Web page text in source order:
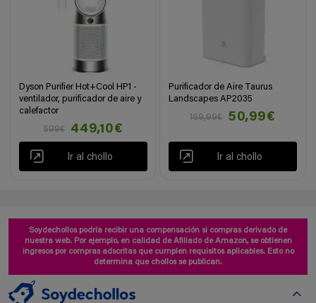
Dyson Purifier Hot+Cool HP1 -
ventilador, purificador de aire y
calefactor
599€
449,10€
Ir al chollo
Purificador de Aire Taurus
Landscapes AP2035
169,99€
50,99€
Ir al chollo
Soydechollos podría recibir una compensación si compras derivado de
nuestra web. Por ejemplo, en calidad de Afiliado de Amazon, se obtienen
ingresos por compras adscritas que cumplen requisitos aplicables. Esto no
determina que chollos se publican.